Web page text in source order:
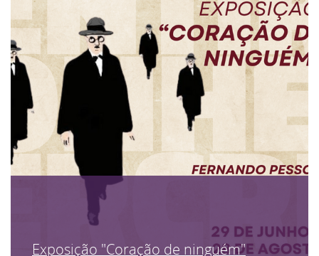
Exposição "Coração de ninguém"